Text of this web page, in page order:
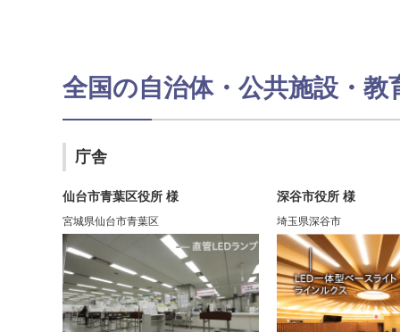
全国の自治体・公共施設・
庁舎
仙台市青葉区役所 様
宮城県仙台市青葉区
深谷市役所 様
埼玉県深谷市